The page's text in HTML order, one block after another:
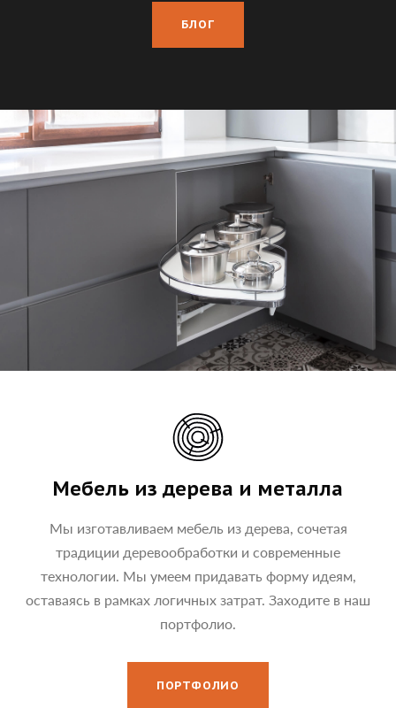
БЛОГ
Мебель из дерева и металла
Мы изготавливаем мебель из дерева, сочетая
традиции деревообработки и современные
технологии. Мы умеем придавать форму идеям,
оставаясь в рамках логичных затрат. Заходите в наш
портфолио.
ПОРТФОЛИО